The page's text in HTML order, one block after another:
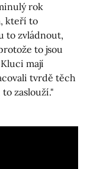
rok
kteří to
to zvládnout,
to jsou
mají
tvrdě těch
zaslouží."